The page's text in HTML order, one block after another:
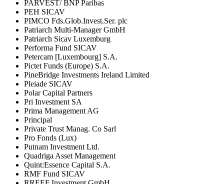
PARVEST/ BNP Paribas
PEH SICAV
PIMCO Fds.Glob.Invest.Ser. plc
Patriarch Multi-Manager GmbH
Patriarch Sicav Luxemburg
Performa Fund SICAV
Petercam [Luxembourg] S.A.
Pictet Funds (Europe) S.A.
PineBridge Investments Ireland Limited
Pleiade SICAV
Polar Capital Partners
Pri Investment SA
Prima Management AG
Principal
Private Trust Manag. Co Sarl
Pro Fonds (Lux)
Putnam Investment Ltd.
Quadriga Asset Management
Quint:Essence Capital S.A.
RMF Fund SICAV